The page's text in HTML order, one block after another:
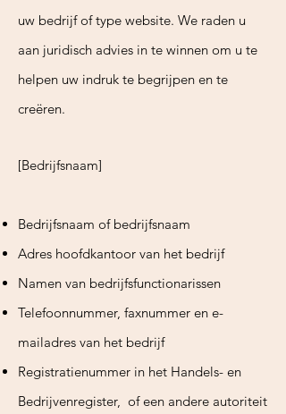
uw bedrijf of type website. We raden u
aan juridisch advies in te winnen om u te
helpen uw indruk te begrijpen en te
creëren.
[Bedrijfsnaam]
Bedrijfsnaam of bedrijfsnaam
Adres hoofdkantoor van het bedrijf
Namen van bedrijfsfunctionarissen
Telefoonnummer, faxnummer en e-
mailadres van het bedrijf
Registratienummer in het Handels- en
Bedrijvenregister, of een andere autoriteit